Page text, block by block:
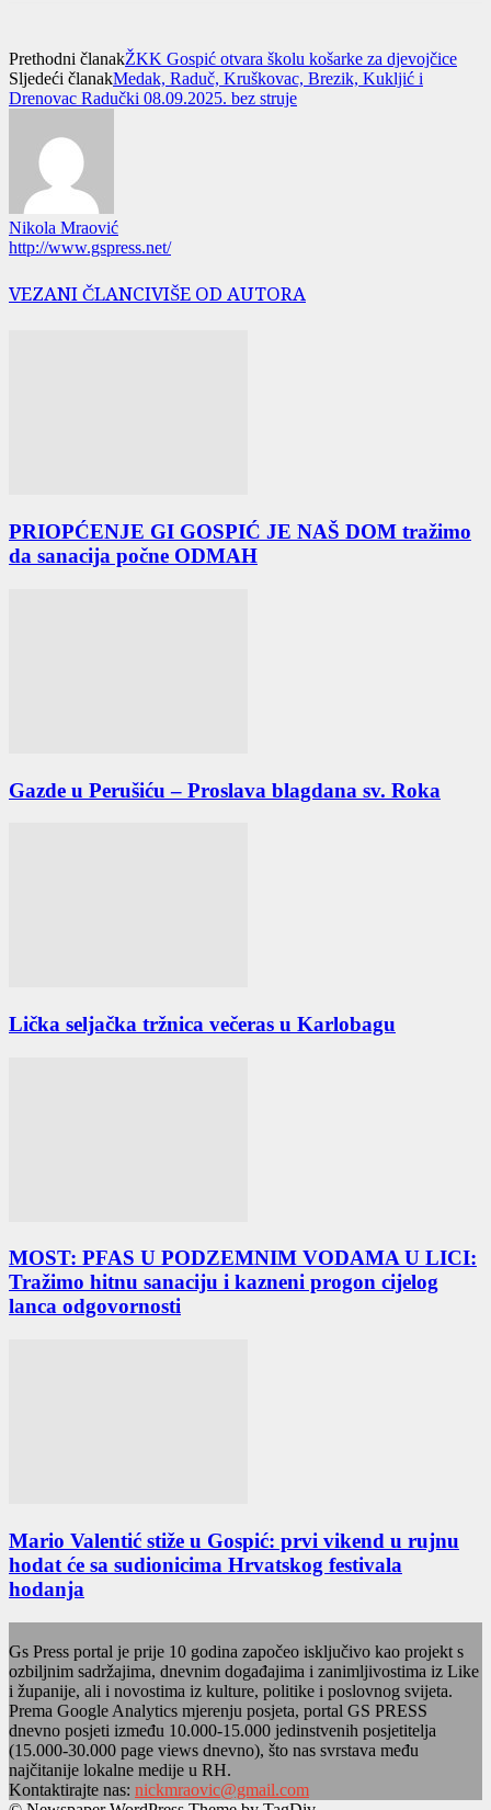
Prethodni članakŽKK Gospić otvara školu košarke za djevojčice
Sljedeći članakMedak, Raduč, Kruškovac, Brezik, Kukljić i
Drenovac Radučki 08.09.2025. bez struje
Nikola Mraović
http://www.gspress.net/
VEZANI ČLANCIVIŠE OD AUTORA
PRIOPĆENJE GI GOSPIĆ JE NAŠ DOM tražimo
da sanacija počne ODMAH
Gazde u Perušiću – Proslava blagdana sv. Roka
Lička seljačka tržnica večeras u Karlobagu
MOST: PFAS U PODZEMNIM VODAMA U LICI:
Tražimo hitnu sanaciju i kazneni progon cijelog
lanca odgovornosti
Mario Valentić stiže u Gospić: prvi vikend u rujnu
hodat će sa sudionicima Hrvatskog festivala
hodanja
Gs Press portal je prije 10 godina započeo isključivo kao projekt s
ozbiljnim sadržajima, dnevnim događajima i zanimljivostima iz Like
i županije, ali i novostima iz kulture, politike i poslovnog svijeta.
Prema Google Analytics mjerenju posjeta, portal GS PRESS
dnevno posjeti između 10.000-15.000 jedinstvenih posjetitelja
(15.000-30.000 page views dnevno), što nas svrstava među
najčitanije lokalne medije u RH.
Kontaktirajte nas: nickmraovic@gmail.com